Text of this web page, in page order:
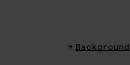
Background